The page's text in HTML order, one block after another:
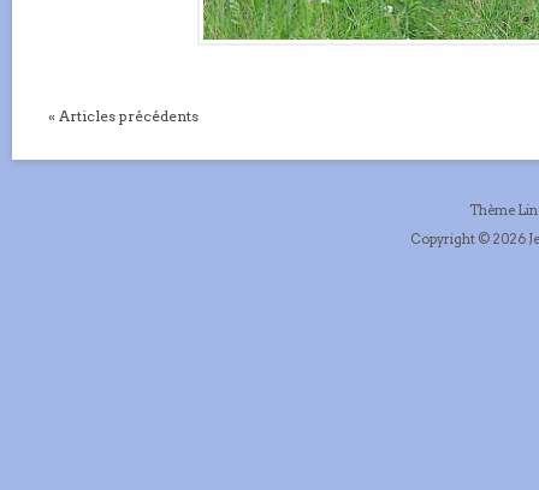
« Articles précédents
Thème
Copyright © 2026